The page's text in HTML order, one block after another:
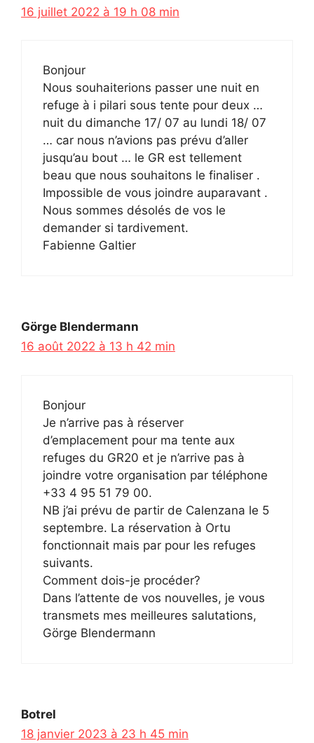
16 juillet 2022 à 19 h 08 min
Bonjour
Nous souhaiterions passer une nuit en
refuge à i pilari sous tente pour deux …
nuit du dimanche 17/ 07 au lundi 18/ 07
… car nous n’avions pas prévu d’aller
jusqu’au bout … le GR est tellement
beau que nous souhaitons le finaliser .
Impossible de vous joindre auparavant .
Nous sommes désolés de vos le
demander si tardivement.
Fabienne Galtier
Görge Blendermann
16 août 2022 à 13 h 42 min
Bonjour
Je n’arrive pas à réserver
d’emplacement pour ma tente aux
refuges du GR20 et je n’arrive pas à
joindre votre organisation par téléphone
+33 4 95 51 79 00.
NB j’ai prévu de partir de Calenzana le 5
septembre. La réservation à Ortu
fonctionnait mais par pour les refuges
suivants.
Comment dois-je procéder?
Dans l’attente de vos nouvelles, je vous
transmets mes meilleures salutations,
Görge Blendermann
Botrel
18 janvier 2023 à 23 h 45 min